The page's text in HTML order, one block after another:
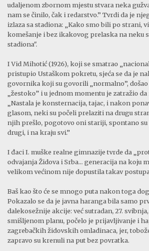
udaljenom zbornom mjestu stvara neka
nam se činilo, čak i redarstvo.” Tvrdi da je
izlaza sa stadiona: „Kako smo bili po strani,
komešanje i bez ikakovog prelaska na neku
stadiona".
I Vid Mihotić (1926), koji se smatrao
pristupio Ustaškom pokretu, sjeća se da je
govornika koji su govorili „normalno”,
„žestoko” i u jednom momentu je zatražio
„Nastala je konsternacija, tajac, i nakon
glasom, neki su počeli prelaziti na drugu
njih prešlo, pogotovo oni stariji, spontano
drugi, i na kraju svi.”
I đaci I. muške realne gimnazije tvrde da
odvajanja Židova i Srba... generacija na koju
velikom većinom nije dopustila takav
Baš kao što će se mnogo puta nakon toga
Pokazalo se da je javna haranga bila samo
dalekosežnije akcije: već sutradan, 27.
smišljenom planu, počelo je prijavljivanje i
zagrebačkih židovskih omladinaca, jer,
zapravo su krenuli na put bez povratka.